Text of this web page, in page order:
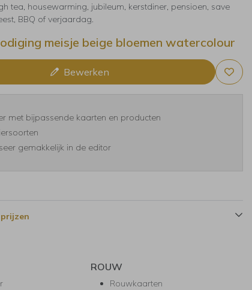
tea, housewarming, jubileum, kerstdiner, pensioen, save
BBQ of verjaardag.
meisje beige bloemen watercolour
Bewerken
met bijpassende kaarten en producten
gemakkelijk in de editor
prijzen
ROUW
Rouwkaarten